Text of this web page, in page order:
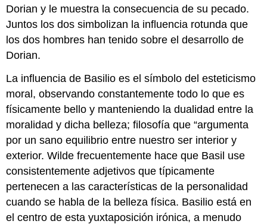
Dorian y le muestra la consecuencia de su pecado.
Juntos los dos simbolizan la influencia rotunda que
los dos hombres han tenido sobre el desarrollo de
Dorian.
La influencia de Basilio es el símbolo del esteticismo
moral, observando constantemente todo lo que es
físicamente bello y manteniendo la dualidad entre la
moralidad y dicha belleza; filosofía que “argumenta
por un sano equilibrio entre nuestro ser interior y
exterior. Wilde frecuentemente hace que Basil use
consistentemente adjetivos que típicamente
pertenecen a las características de la personalidad
cuando se habla de la belleza física. Basilio está en
el centro de esta yuxtaposición irónica, a menudo